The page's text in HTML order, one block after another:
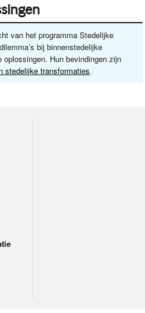
van het programma Stedelijke
bij binnenstedelijke
Hun bevindingen zijn
stedelijke transformaties.